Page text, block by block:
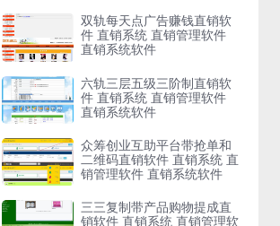
双轨每天点广告赚钱直销软
件 直销系统 直销管理软件
直销系统软件
六轨三层五级三阶制直销软
件 直销系统 直销管理软件
直销系统软件
众筹创业互助平台带抢单和
二维码直销软件 直销系统 直
销管理软件 直销系统软件
三三复制带产品购物提成直
销软件 直销系统 直销管理软